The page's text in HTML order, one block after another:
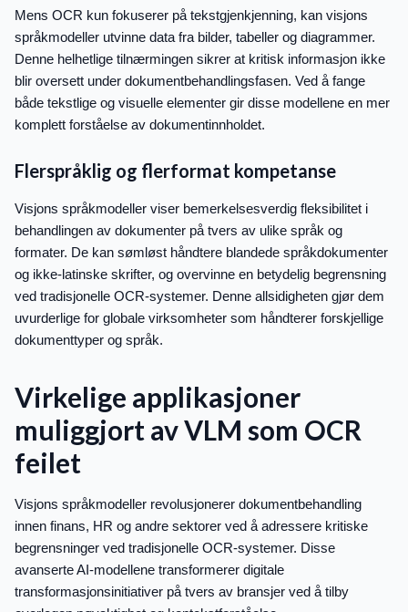
Mens OCR kun fokuserer på tekstgjenkjenning, kan visjons
språkmodeller utvinne data fra bilder, tabeller og diagrammer.
Denne helhetlige tilnærmingen sikrer at kritisk informasjon ikke
blir oversett under dokumentbehandlingsfasen. Ved å fange
både tekstlige og visuelle elementer gir disse modellene en mer
komplett forståelse av dokumentinnholdet.
Flerspråklig og flerformat kompetanse
Visjons språkmodeller viser bemerkelsesverdig fleksibilitet i
behandlingen av dokumenter på tvers av ulike språk og
formater. De kan sømløst håndtere blandede språkdokumenter
og ikke-latinske skrifter, og overvinne en betydelig begrensning
ved tradisjonelle OCR-systemer. Denne allsidigheten gjør dem
uvurderlige for globale virksomheter som håndterer forskjellige
dokumenttyper og språk.
Virkelige applikasjoner
muliggjort av VLM som OCR
feilet
Visjons språkmodeller revolusjonerer dokumentbehandling
innen finans, HR og andre sektorer ved å adressere kritiske
begrensninger ved tradisjonelle OCR-systemer. Disse
avanserte AI-modellene transformerer digitale
transformasjonsinitiativer på tvers av bransjer ved å tilby